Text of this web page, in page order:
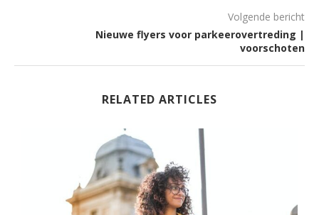
Volgende bericht
Nieuwe flyers voor parkeerovertreding |
voorschoten
RELATED ARTICLES